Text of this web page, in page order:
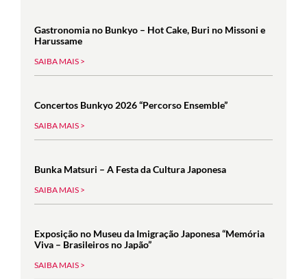
Gastronomia no Bunkyo – Hot Cake, Buri no Missoni e
Harussame
SAIBA MAIS >
Concertos Bunkyo 2026 “Percorso Ensemble”
SAIBA MAIS >
Bunka Matsuri – A Festa da Cultura Japonesa
SAIBA MAIS >
Exposição no Museu da Imigração Japonesa “Memória
Viva – Brasileiros no Japão”
SAIBA MAIS >